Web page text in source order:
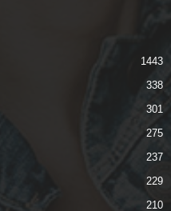
1443
338
301
275
237
229
210